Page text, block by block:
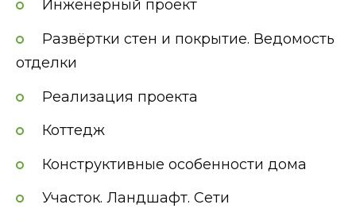
Инженерный проект
Развёртки стен и покрытие. Ведомость
отделки
Реализация проекта
Коттедж
Конструктивные особенности дома
Участок. Ландшафт. Сети